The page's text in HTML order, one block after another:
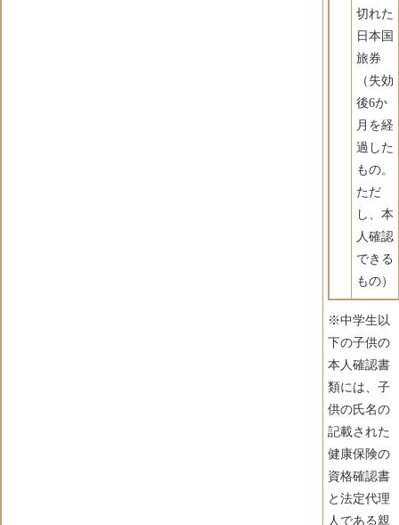
切れた
日本国
旅券
（失効
後6か
月を経
過した
もの。
ただ
し、本
人確認
できる
もの）
※中学生以
下の子供の
本人確認書
類には、子
供の氏名の
記載された
健康保険の
資格確認書
と法定代理
人である親